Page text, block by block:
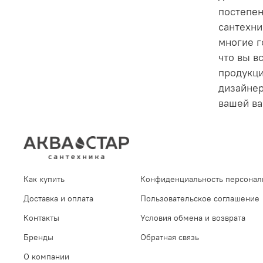
многие
что вы
вашей
Как купить
Доставка и оплата
Контакты
Бренды
О компании
Конфиденциальность
Пользовательское соглашение
Условия обмена и возврата
Обратная связь